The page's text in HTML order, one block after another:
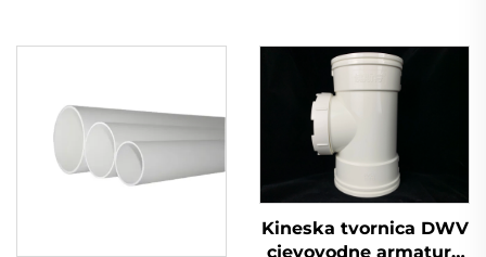
Kineska tvornica DWV
cjevovodne armature